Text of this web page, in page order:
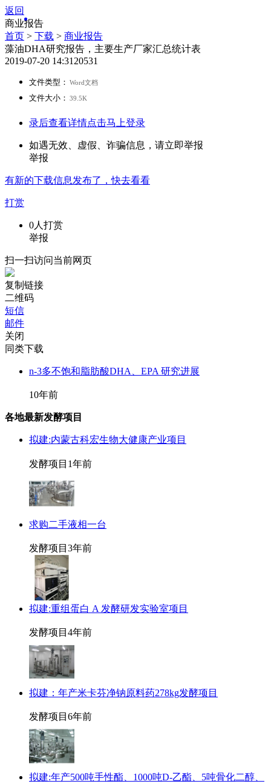
返回
商业报告
首页 > 下载 > 商业报告
藻油DHA研究报告，主要生产厂家汇总统计表
2019-07-20 14:31 20531
文件类型： Word文档
文件大小： 39.5K
录后查看详情点击马上登录
如遇无效、虚假、诈骗信息，请立即举报
举报
有新的下载信息发布了，快去看看
打赏
0人打赏
举报
扫一扫访问当前网页
复制链接
二维码
短信
邮件
关闭
同类下载
n-3多不饱和脂肪酸DHA、EPA 研究进展
10年前
各地最新发酵项目
拟建:内蒙古科宏生物大健康产业项目
发酵项目 1年前
求购二手液相一台
发酵项目 3年前
拟建:重组蛋白 A 发酵研发实验室项目
发酵项目 4年前
拟建：年产米卡芬净钠原料药278kg发酵项目
发酵项目 6年前
拟建:年产500吨手性酯、1000吨D-乙酯、5吨骨化二醇、